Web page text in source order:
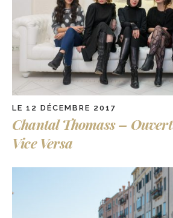
LE 12 DÉCEMBRE 2017
Chantal Thomass –
Vice Versa